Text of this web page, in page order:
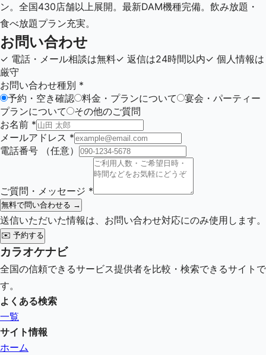
ン。全国430店舗以上展開。最新DAM機種完備。飲み放題・
食べ放題プラン充実。
お問い合わせ
✓ 電話・メール相談は無料✓ 返信は24時間以内✓ 個人情報は
厳守
お問い合わせ種別 *
予約・空き確認
料金・プランについて
宴会・パーティー
プランについて
その他のご質問
お名前 *
メールアドレス *
電話番号
（任意）
ご質問・メッセージ *
無料で問い合わせる →
送信いただいた情報は、お問い合わせ対応にのみ使用します。
✉️ 予約する
カラオケナビ
全国の信頼できるサービス提供者を比較・検索できるサイトで
す。
よくある検索
一覧
サイト情報
ホーム